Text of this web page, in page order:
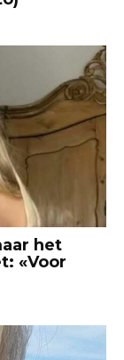
het
«Voor